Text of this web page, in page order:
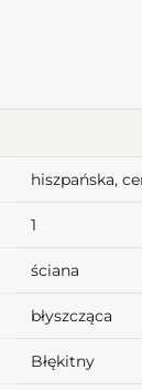
hiszpańska,
1
ściana
błyszcząca
Błękitny